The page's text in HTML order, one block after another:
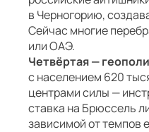
в Черногорию,
Сейчас многие
или ОАЭ.
Четвёртая —
с населением 620
центрами силы —
ставка на Брюссель
зависимой от темпов